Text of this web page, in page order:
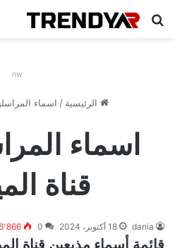
بحث عن
nw
الرئيسية / اسماء
اسماء
قناة
dania 18 أكتوبر، 2024 0